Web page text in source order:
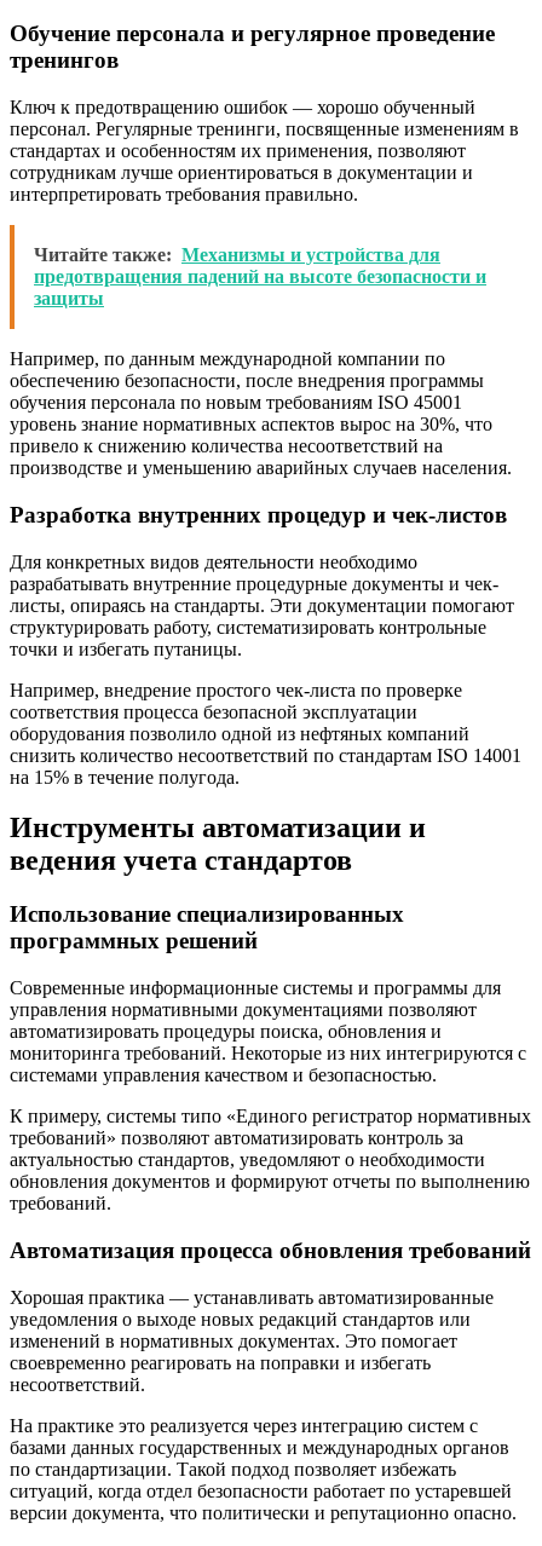
Обучение персонала и регулярное проведение
тренингов
Ключ к предотвращению ошибок — хорошо обученный
персонал. Регулярные тренинги, посвященные изменениям в
стандартах и особенностям их применения, позволяют
сотрудникам лучше ориентироваться в документации и
интерпретировать требования правильно.
Читайте также: Механизмы и устройства для
предотвращения падений на высоте безопасности и
защиты
Например, по данным международной компании по
обеспечению безопасности, после внедрения программы
обучения персонала по новым требованиям ISO 45001
уровень знание нормативных аспектов вырос на 30%, что
привело к снижению количества несоответствий на
производстве и уменьшению аварийных случаев населения.
Разработка внутренних процедур и чек-листов
Для конкретных видов деятельности необходимо
разрабатывать внутренние процедурные документы и чек-
листы, опираясь на стандарты. Эти документации помогают
структурировать работу, систематизировать контрольные
точки и избегать путаницы.
Например, внедрение простого чек-листа по проверке
соответствия процесса безопасной эксплуатации
оборудования позволило одной из нефтяных компаний
снизить количество несоответствий по стандартам ISO 14001
на 15% в течение полугода.
Инструменты автоматизации и
ведения учета стандартов
Использование специализированных
программных решений
Современные информационные системы и программы для
управления нормативными документациями позволяют
автоматизировать процедуры поиска, обновления и
мониторинга требований. Некоторые из них интегрируются с
системами управления качеством и безопасностью.
К примеру, системы типо «Единого регистратор нормативных
требований» позволяют автоматизировать контроль за
актуальностью стандартов, уведомляют о необходимости
обновления документов и формируют отчеты по выполнению
требований.
Автоматизация процесса обновления требований
Хорошая практика — устанавливать автоматизированные
уведомления о выходе новых редакций стандартов или
изменений в нормативных документах. Это помогает
своевременно реагировать на поправки и избегать
несоответствий.
На практике это реализуется через интеграцию систем с
базами данных государственных и международных органов
по стандартизации. Такой подход позволяет избежать
ситуаций, когда отдел безопасности работает по устаревшей
версии документа, что политически и репутационно опасно.